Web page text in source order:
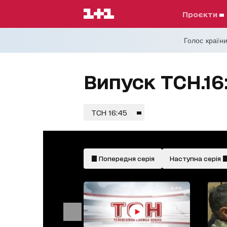
проєкти
Голос
Випуск
ТСН 16:45
Попередня серія Наступна серія